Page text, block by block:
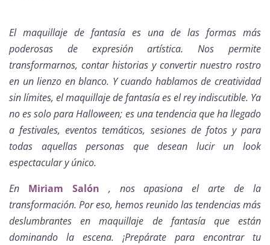
El maquillaje de fantasía es una de las formas más
poderosas de expresión artística. Nos permite
transformarnos, contar historias y convertir nuestro rostro
en un lienzo en blanco. Y cuando hablamos de creatividad
sin límites, el maquillaje de fantasía es el rey indiscutible. Ya
no es solo para Halloween; es una tendencia que ha llegado
a festivales, eventos temáticos, sesiones de fotos y para
todas aquellas personas que desean lucir un look
espectacular y único.
En Miriam Salón , nos apasiona el arte de la
transformación. Por eso, hemos reunido las tendencias más
deslumbrantes en maquillaje de fantasía que están
dominando la escena. ¡Prepárate para encontrar tu